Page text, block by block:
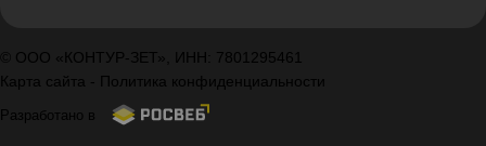
© ООО «КОНТУР-ЗЕТ», ИНН: 7801295461
Карта сайта - Политика конфиденциальности
Разработано в